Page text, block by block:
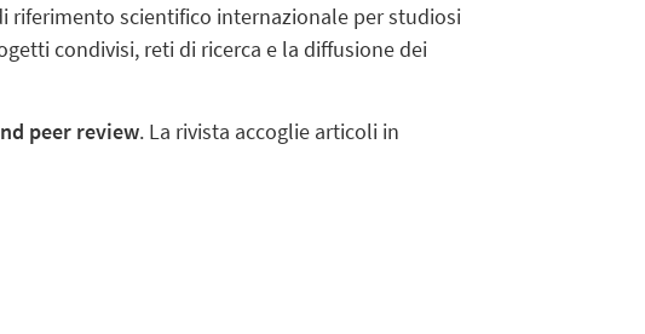
riferimento scientifico internazionale per studiosi
condivisi, reti di ricerca e la diffusione dei
peer review. La rivista accoglie articoli in